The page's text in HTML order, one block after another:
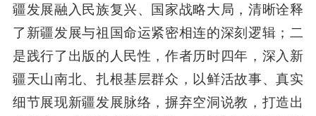
疆发展融入民族复兴、国家战略大局，清晰诠释
了新疆发展与祖国命运紧密相连的深刻逻辑；二
是践行了出版的人民性，作者历时四年，深入新
疆天山南北、扎根基层群众，以鲜活故事、真实
细节展现新疆发展脉络，摒弃空洞说教，打造出